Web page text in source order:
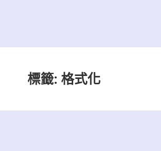
標籤: 格式化